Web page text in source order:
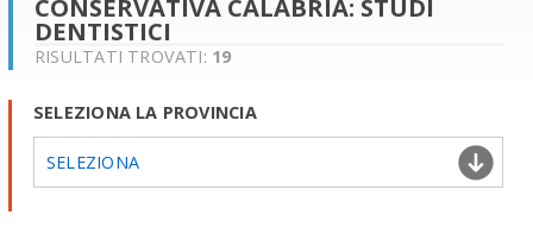
CONSERVATIVA CALABRIA: STUDI
DENTISTICI
RISULTATI TROVATI: 19
SELEZIONA LA PROVINCIA
SELEZIONA